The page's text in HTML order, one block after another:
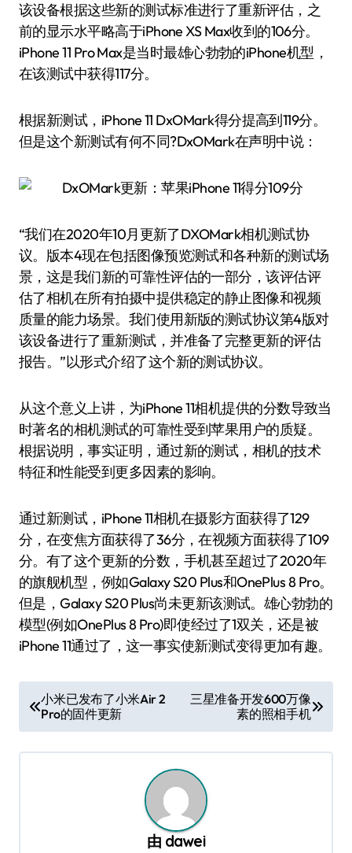
该设备根据这些新的测试标准进行了重新评估，之
前的显示水平略高于iPhone XS Max收到的106分。
iPhone 11 Pro Max是当时最雄心勃勃的iPhone机型，
在该测试中获得117分。
根据新测试，iPhone 11 DxOMark得分提高到119分。
但是这个新测试有何不同?DxOMark在声明中说：
“我们在2020年10月更新了DXOMark相机测试协
议。版本4现在包括图像预览测试和各种新的测试场
景，这是我们新的可靠性评估的一部分，该评估评
估了相机在所有拍摄中提供稳定的静止图像和视频
质量的能力场景。我们使用新版的测试协议第4版对
该设备进行了重新测试，并准备了完整更新的评估
报告。”以形式介绍了这个新的测试协议。
从这个意义上讲，为iPhone 11相机提供的分数导致当
时著名的相机测试的可靠性受到苹果用户的质疑。
根据说明，事实证明，通过新的测试，相机的技术
特征和性能受到更多因素的影响。
通过新测试，iPhone 11相机在摄影方面获得了129
分，在变焦方面获得了36分，在视频方面获得了109
分。有了这个更新的分数，手机甚至超过了2020年
的旗舰机型，例如Galaxy S20 Plus和OnePlus 8 Pro。
但是，Galaxy S20 Plus尚未更新该测试。雄心勃勃的
模型(例如OnePlus 8 Pro)即使经过了1双关，还是被
iPhone 11通过了，这一事实使新测试变得更加有趣。
章
导
小米已发布了小米Air 2
Pro的固件更新
三星准备开发600万像
素的照相手机
由 dawei